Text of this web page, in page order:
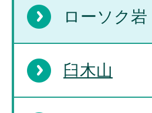
ローソク岩
臼木山